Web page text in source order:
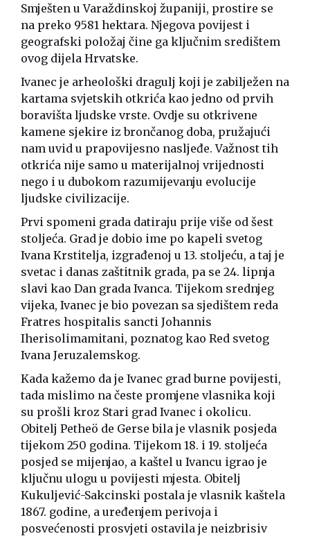
Smješten u Varaždinskoj županiji, prostire se
na preko 9581 hektara. Njegova povijest i
geografski položaj čine ga ključnim središtem
ovog dijela Hrvatske.
Ivanec je arheološki dragulj koji je zabilježen na
kartama svjetskih otkrića kao jedno od prvih
boravišta ljudske vrste. Ovdje su otkrivene
kamene sjekire iz brončanog doba, pružajući
nam uvid u prapovijesno nasljeđe. Važnost tih
otkrića nije samo u materijalnoj vrijednosti
nego i u dubokom razumijevanju evolucije
ljudske civilizacije.
Prvi spomeni grada datiraju prije više od šest
stoljeća. Grad je dobio ime po kapeli svetog
Ivana Krstitelja, izgrađenoj u 13. stoljeću, a taj je
svetac i danas zaštitnik grada, pa se 24. lipnja
slavi kao Dan grada Ivanca. Tijekom srednjeg
vijeka, Ivanec je bio povezan sa sjedištem reda
Fratres hospitalis sancti Johannis
Iherisolimamitani, poznatog kao Red svetog
Ivana Jeruzalemskog.
Kada kažemo da je Ivanec grad burne povijesti,
tada mislimo na česte promjene vlasnika koji
su prošli kroz Stari grad Ivanec i okolicu.
Obitelj Petheö de Gerse bila je vlasnik posjeda
tijekom 250 godina. Tijekom 18. i 19. stoljeća
posjed se mijenjao, a kaštel u Ivancu igrao je
ključnu ulogu u povijesti mjesta. Obitelj
Kukuljević-Sakcinski postala je vlasnik kaštela
1867. godine, a uređenjem perivoja i
posvećenosti prosvjeti ostavila je neizbrisiv